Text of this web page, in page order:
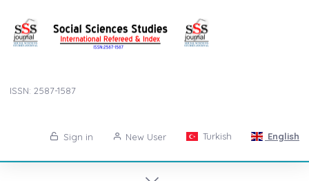
ISSN: 2587-1587
Sign in New User Turkish English